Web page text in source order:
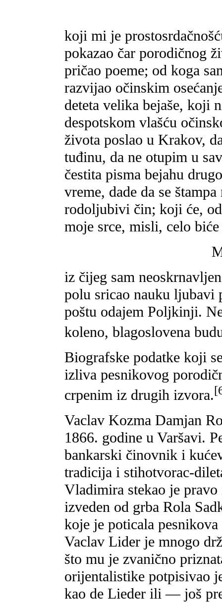
koji mi je
pokazao čar porodičnog
pričao poeme; od koga
razvijao očinskim
deteta velika bejaše, koji
despotskom vlašću
života poslao u Krakov,
tuđinu, da ne otupim u
čestita pisma bejahu
vreme, dade da se
rodoljubivi čin; koji će,
moje srce, misli, celo
iz čijeg sam
polu sricao nauku ljubavi
poštu odajem Poljkinji.
koleno, blagoslovena
Biografske podatke koji
izliva pesnikovog
crpenim iz drugih izvora.
Vaclav Kozma Damjan
1866. godine u Varšavi.
bankarski činovnik i
tradicija i stihotvorac-
Vladimira stekao je
izveden od grba Rola
koje je poticala
Vaclav Lider je mnogo
što mu je zvanično
orijentalistike potpisivao
kao de Lieder ili — još